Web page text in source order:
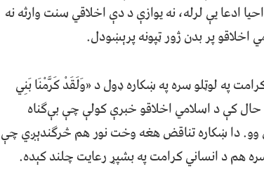
یې لرله، نه یوازې د دې اخلاقي سنت وارثه نه
اخلاقو پر بدن ژور ټپونه پرېښودل.
په لوټلو سره په ښکاره ډول د «وَلَقَدْ کَرَّمْنَا بَنِي
کې د اسلامي اخلاقو خبرې کولې چې بې‌ګناه
دا ښکاره تناقض هغه وخت نور هم څرګندېږي چې
هم د انساني کرامت په بشپړ رعایت چلند کېده.